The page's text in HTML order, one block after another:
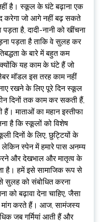
है। स्कूल के घंटे बढ़ाना एक
करेगा जो आगे नहीं बढ़ सकते
है, दादी-नानी को खींचना
पड़ता है ताकि वे सुलह कर
के बारे में बहुत कम
यह काम के घंटे हैं जो
मॉडल इस तरह काम नहीं
रखने के लिए पूरे दिन स्कूल
दिनों तक काम कर सकती हैं,
माताओं का महान इस्तीफा
​​है कि स्कूलों को विशेष
दिनों के लिए, छुट्टियों के
लेकिन स्पेन में हमारे पास अनम्य
और देखभाल और मातृत्व के
है। हमें इसे सामाजिक रूप से
सुलह को संबोधित करना
को बढ़ावा देना चाहिए, जैसा
मांग करते हैं। आज, सामंजस्य
जब गर्मियां आती हैं और